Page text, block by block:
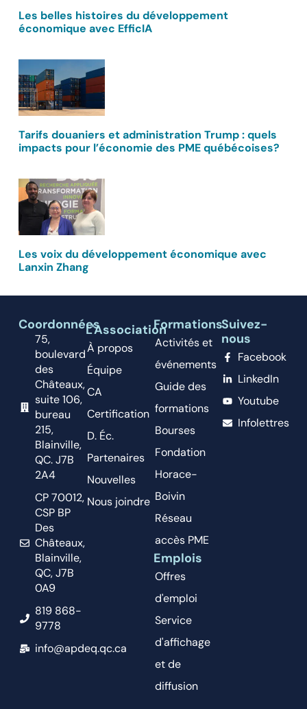
Les belles histoires du développement
économique avec EfficIA
Tarifs douaniers et administration Trump : quels
impacts pour l’économie des PME québécoises?
Les voix du développement économique avec
Lanxin Zhang
Coordonnées
75,
boulevard
des
Châteaux,
suite 106,
bureau
215,
Blainville,
QC. J7B
2A4
CP 70012,
CSP BP
Des
Châteaux,
Blainville,
QC, J7B
0A9
819 868-
9778
info@apdeq.qc.ca
L'Association
À propos
Équipe
CA
Certification
D. Éc.
Partenaires
Nouvelles
Nous joindre
Formations
Activités et
événements
Guide des
formations
Bourses
Fondation
Horace-
Boivin
Réseau
accès PME
Emplois
Offres
d'emploi
Service
d'affichage
et de
diffusion
Suivez-
nous
Facebook
LinkedIn
Youtube
Infolettres